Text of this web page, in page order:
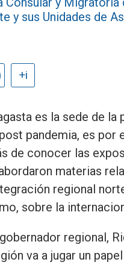
y sus Unidades de
+i
es la sede de
pandemia, es por
de conocer las
materias
regional
sobre la
regional,
va a jugar un